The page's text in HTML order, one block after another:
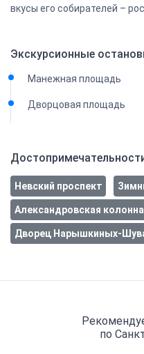
вкусы его собирателей –
Экскурсионные
Манежная площадь
Дворцовая площадь
Невский проспект
Александровская колонна
Дворец Нарышкиных-
по